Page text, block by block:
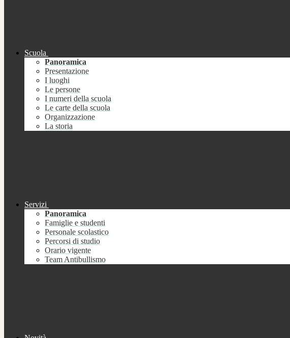
Scuola
Panoramica
Presentazione
I luoghi
Le persone
I numeri della scuola
Le carte della scuola
Organizzazione
La storia
Servizi
Panoramica
Famiglie e studenti
Personale scolastico
Percorsi di studio
Orario vigente
Team Antibullismo